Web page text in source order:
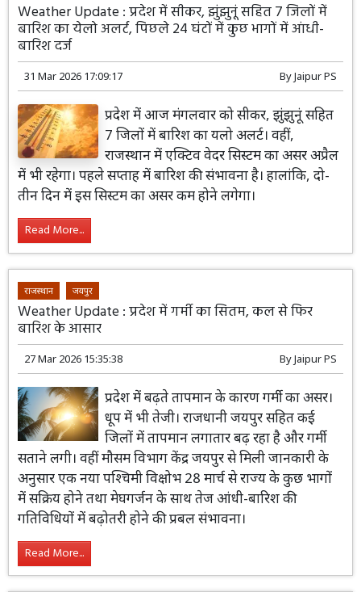
Weather Update : प्रदेश में सीकर, झुंझुनूं सहित 7 जिलों में
बारिश का येलो अलर्ट, पिछले 24 घंटों में कुछ भागों में आंधी-
बारिश दर्ज
31 Mar 2026 17:09:17 ByJaipur PS
प्रदेश में आज मंगलवार को सीकर, झुंझुनूं सहित
7 जिलों में बारिश का यलो अलर्ट। वहीं,
राजस्थान में एक्टिव वेदर सिस्टम का असर अप्रैल
में भी रहेगा। पहले सप्ताह में बारिश की संभावना है। हालांकि, दो-
तीन दिन में इस सिस्टम का असर कम होने लगेगा।
Read More...
राजस्थान जयपुर
Weather Update : प्रदेश में गर्मी का सितम, कल से फिर
बारिश के आसार
27 Mar 2026 15:35:38 ByJaipur PS
प्रदेश में बढ़ते तापमान के कारण गर्मी का असर।
धूप में भी तेजी। राजधानी जयपुर सहित कई
जिलों में तापमान लगातार बढ़ रहा है और गर्मी
सताने लगी। वहीं मौसम विभाग केंद्र जयपुर से मिली जानकारी के
अनुसार एक नया पश्चिमी विक्षोभ 28 मार्च से राज्य के कुछ भागों
में सक्रिय होने तथा मेघगर्जन के साथ तेज आंधी-बारिश की
गतिविधियों में बढ़ोतरी होने की प्रबल संभावना।
Read More...